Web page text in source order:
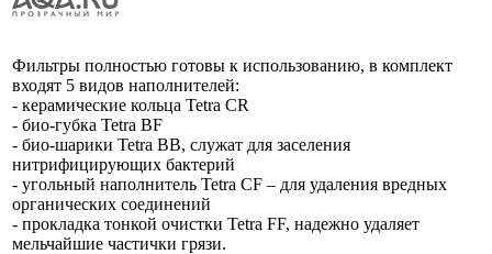
Фильтры полностью готовы к использованию, в комплект
входят 5 видов наполнителей:
- керамические кольца Tetra CR
- био-губка Tetra BF
- био-шарики Tetra BB, служат для заселения
нитрифицирующих бактерий
- угольный наполнитель Tetra CF – для удаления вредных
органических соединений
- прокладка тонкой очистки Tetra FF, надежно удаляет
мельчайшие частички грязи.